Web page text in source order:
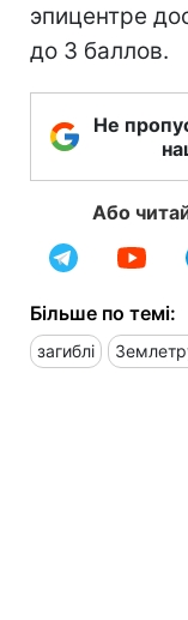
эпицентре
до 3 баллов.
Не
Або
Більше по темі:
загиблі